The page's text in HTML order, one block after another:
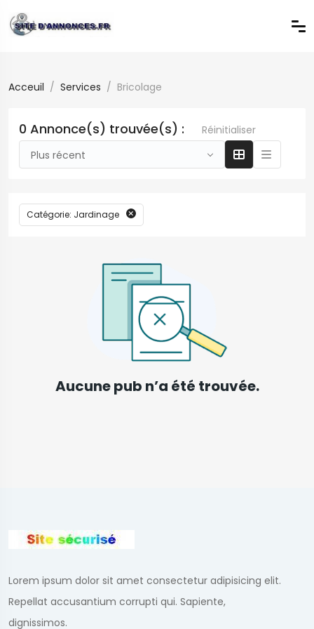
Acceuil Services Bricolage
0 Annonce(s) trouvée(s) :
Réinitialiser
Plus récent
Catégorie: Jardinage
Aucune pub n’a été trouvée.
Lorem ipsum dolor sit amet consectetur adipisicing elit.
Repellat accusantium corrupti qui. Sapiente,
dignissimos.